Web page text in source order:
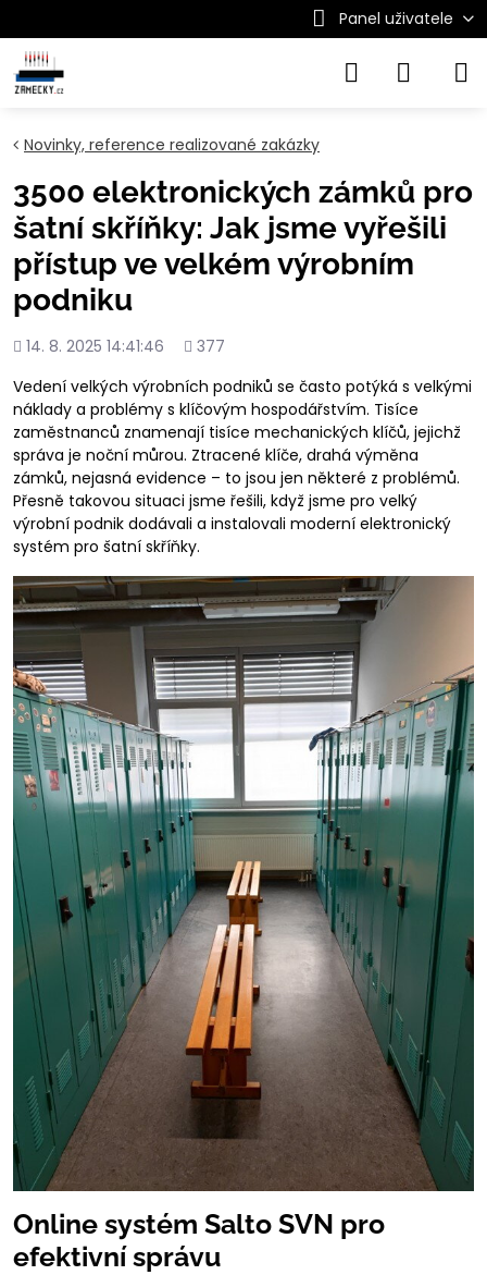
Panel uživatele
Novinky, reference realizované zakázky
3500 elektronických zámků pro
šatní skříňky: Jak jsme vyřešili
přístup ve velkém výrobním
podniku
Přidáno
14. 8. 2025 14:41:46
Počet
377
Vedení velkých výrobních podniků se často potýká s velkými
náklady a problémy s klíčovým hospodářstvím. Tisíce
zaměstnanců znamenají tisíce mechanických klíčů, jejichž
správa je noční můrou. Ztracené klíče, drahá výměna
zámků, nejasná evidence – to jsou jen některé z problémů.
Přesně takovou situaci jsme řešili, když jsme pro velký
výrobní podnik dodávali a instalovali moderní elektronický
systém pro šatní skříňky.
Online systém Salto SVN pro
efektivní správu